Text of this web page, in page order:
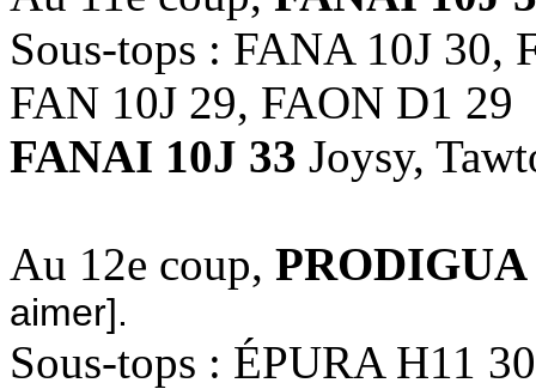
Sous-tops : FANA 10J 30,
FAN 10J 29, FAON D1 29
FANAI 10J 33 Joysy,
Au 12e coup, PRODIGUA
aimer].
Sous-tops : ÉPURA H11